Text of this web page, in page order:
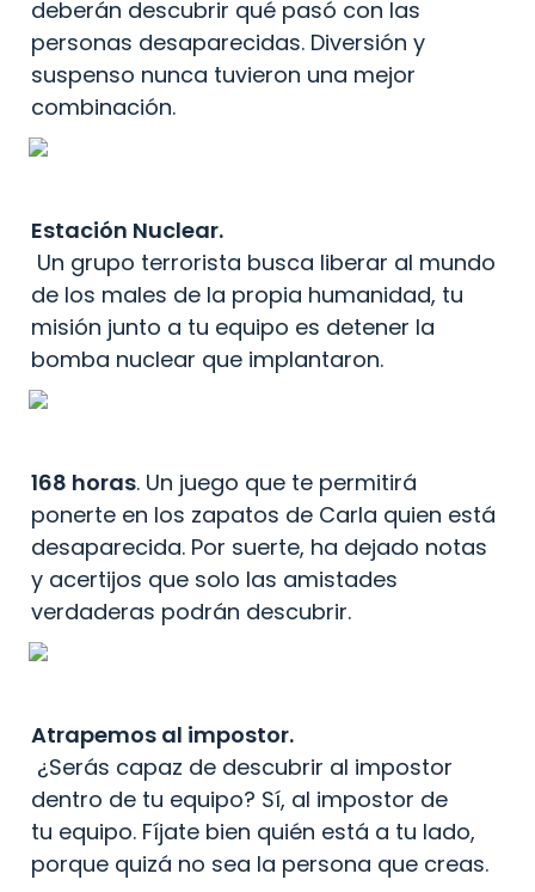
deberán descubrir qué pasó con las
personas desaparecidas. Diversión y
suspenso nunca tuvieron una mejor
combinación.
Estación Nuclear.
Un grupo terrorista busca liberar al mundo
de los males de la propia humanidad, tu
misión junto a tu equipo es detener la
bomba nuclear que implantaron.
168 horas. Un juego que te permitirá
ponerte en los zapatos de Carla quien está
desaparecida. Por suerte, ha dejado notas
y acertijos que solo las amistades
verdaderas podrán descubrir.
Atrapemos al impostor.
¿Serás capaz de descubrir al impostor
dentro de tu equipo? Sí, al impostor de
tu equipo. Fíjate bien quién está a tu lado,
porque quizá no sea la persona que creas.